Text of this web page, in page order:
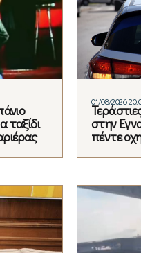
ταξίδι
01/08/2026
στην
πέντε